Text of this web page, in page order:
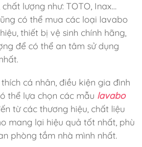
lượng như: TOTO, Inax…
có thể mua các loại lavabo
thiết bị vệ sinh chính hãng,
để có thể an tâm sử dụng
cá nhân, điều kiện gia đình
thể lựa chọn các mẫu lavabo
từ các thương hiệu, chất liệu
mang lại hiệu quả tốt nhất, phù
phòng tắm nhà mình nhất.